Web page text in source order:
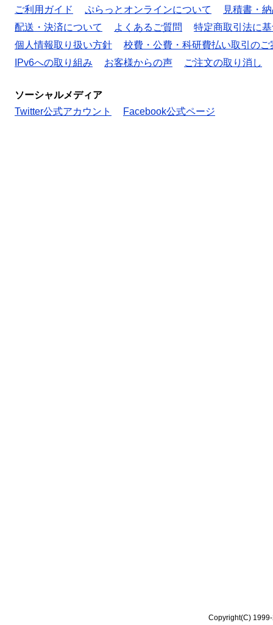
ご利用ガイド ぷらっとオンラインについて
見積書・
配送・決済について
よくあるご質問
特定商取引法に
個人情報取り扱い方針
校費・公費・科研費払い取引のご
IPv6への取り組み
お客様からの声 ご注文の取り消し
ソーシャルメディア
Twitter公式アカウント
Facebook公式ページ
Copyright(C)